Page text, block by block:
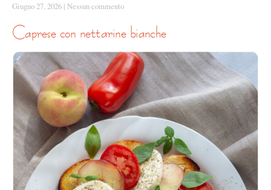
Giugno 27, 2026 | Nessun commento
caprese con nettarine bianche